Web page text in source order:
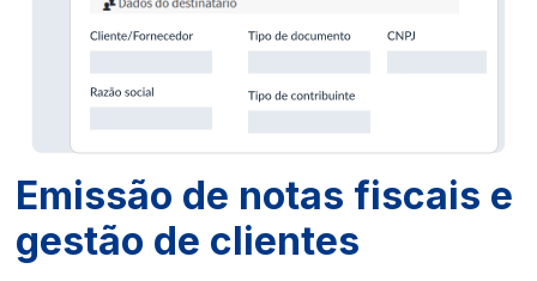
Emissão de notas fiscais e
gestão de clientes